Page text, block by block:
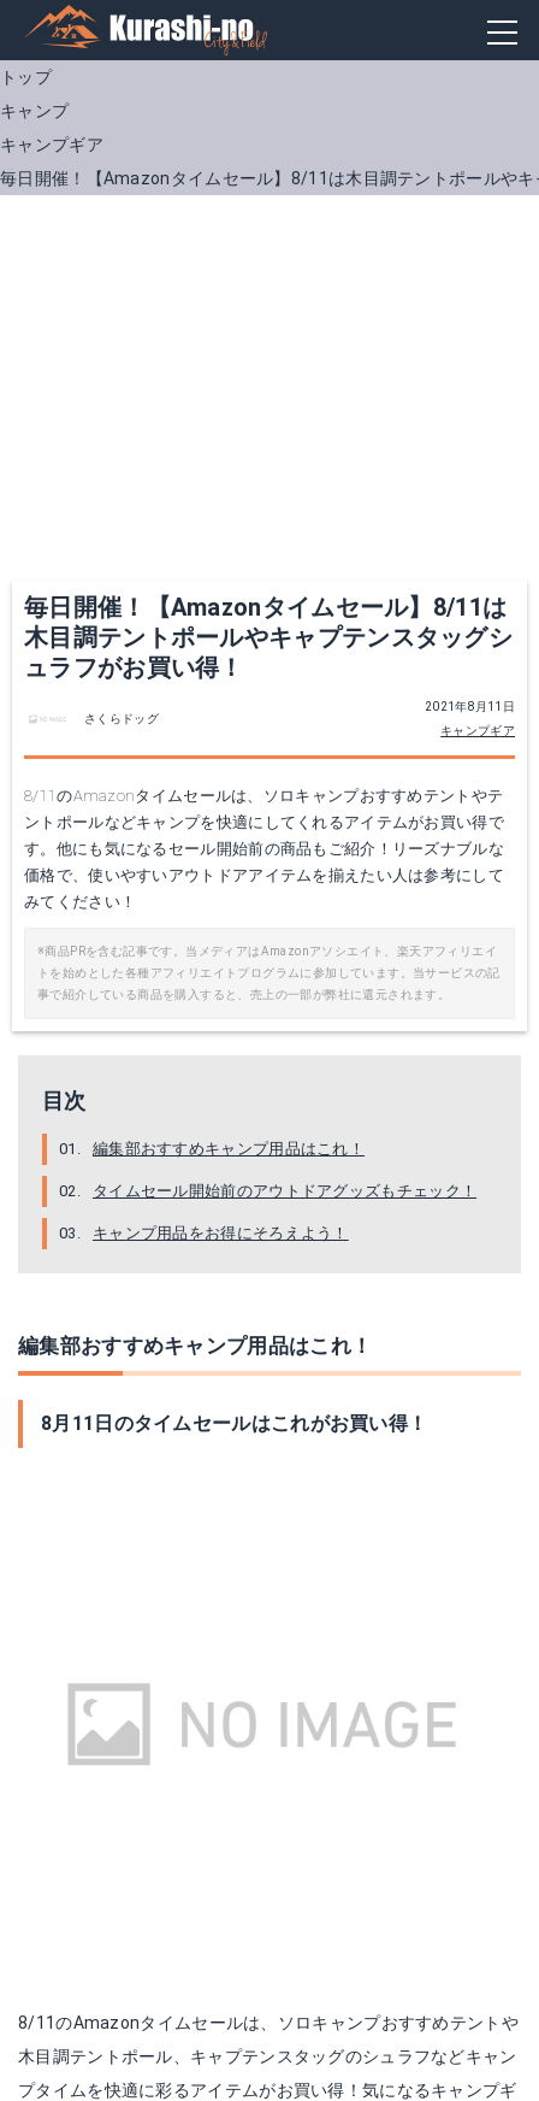
トップ
キャンプ
キャンプギア
毎日開催！【Amazonタイムセール】8/11は木目調テントポールや
毎日開催！【Amazonタイムセール】8/11は
木目調テントポールやキャプテンスタッグシ
ュラフがお買い得！
2021年8月11日
キャンプギア
さくらドッグ
8/11のAmazonタイムセールは、ソロキャンプおすすめテントやテ
ントポールなどキャンプを快適にしてくれるアイテムがお買い得で
す。他にも気になるセール開始前の商品もご紹介！リーズナブルな
価格で、使いやすいアウトドアアイテムを揃えたい人は参考にして
みてください！
※商品PRを含む記事です。当メディアはAmazonアソシエイト、楽天アフィリエイ
トを始めとした各種アフィリエイトプログラムに参加しています。当サービスの記
事で紹介している商品を購入すると、売上の一部が弊社に還元されます。
目次
編集部おすすめキャンプ用品はこれ！
タイムセール開始前のアウトドアグッズもチェック！
キャンプ用品をお得にそろえよう！
編集部おすすめキャンプ用品はこれ！
8月11日のタイムセールはこれがお買い得！
8/11のAmazonタイムセールは、ソロキャンプおすすめテントや
木目調テントポール、キャプテンスタッグのシュラフなどキャン
プタイムを快適に彩るアイテムがお買い得！気になるキャンプギ